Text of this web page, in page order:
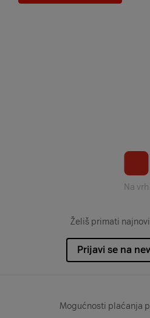
Na vrh
Želiš primati
Prijavi se na
Mogućnosti plaćanja